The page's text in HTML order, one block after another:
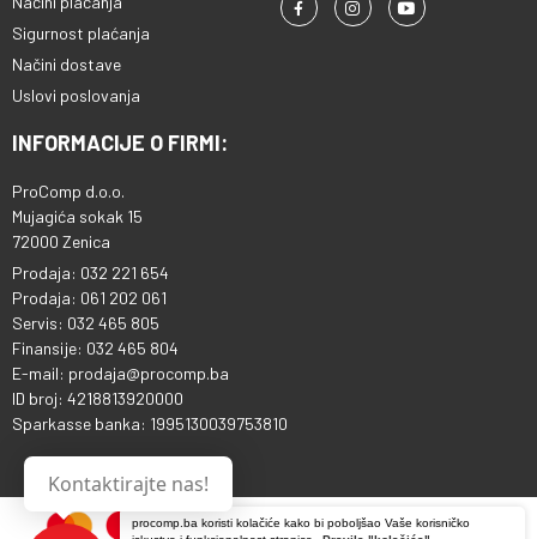
procomp.ba koristi kolačiće kako bi poboljšao Vaše korisničko
Sigurnost plaćanja
Načini dostave
Uslovi poslovanja
INFORMACIJE O FIRMI:
ProComp d.o.o.
Mujagića sokak 15
72000 Zenica
Prodaja: 032 221 654
Prodaja: 061 202 061
Servis: 032 465 805
Finansije: 032 465 804
E-mail: prodaja@procomp.ba
ID broj: 4218813920000
Sparkasse banka: 1995130039753810
Kontaktirajte nas!